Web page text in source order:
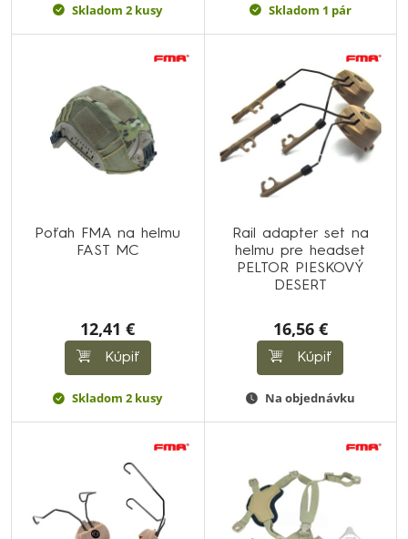
Skladom 2 kusy Skladom 1 pár
Poťah FMA na helmu
FAST MC
12,41 €
Kúpiť
Skladom 2 kusy
Rail adapter set na
helmu pre headset
PELTOR PIESKOVÝ
DESERT
16,56 €
Kúpiť
Na objednávku